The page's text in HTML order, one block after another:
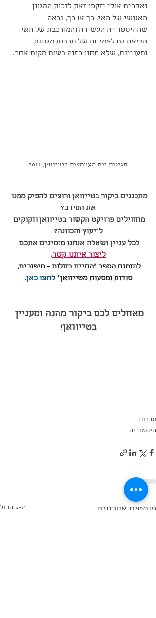
ואחרים אולי יזקפו זאת לזכות המגוון
האנושי של האי. כך או כך, נראה
שההיסטוריה העשירה והמורכבת של האי
הביאה גם לצמיחה של תרבות מגוונת
ומעניינת, שלא תחוו כמוה בשום מקום אחר.
חגיגות יום העצמאות בטייוואן, 2011
מתכננים ביקור בטייוואן ורוצים להפיק ממנו
את המירב?
מתחילים פרויקט הקשור בטייוואן וזקוקים
לייעוץ והכוונה?
לכל עניין ושאלה אנחנו מזמינים אתכם
ליצור איתנו קשר.
להזמנת הספר ״החיים כחלום - סיפורים,
סודות ומסעות מטייוואן״ לחצו כאן.
מאחלים לכם ביקור מהנה ומעניין
בטייוואן!
תרבות
היסטוריה
פוסטים אחרונים הצג הכול